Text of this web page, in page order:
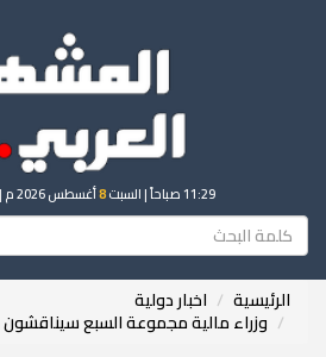
11:29 صباحاً | السبت8أغسطس 2026 م |
الرئيسية اخبار دولية
وزراء مالية مجموعة السبع سيناقشون